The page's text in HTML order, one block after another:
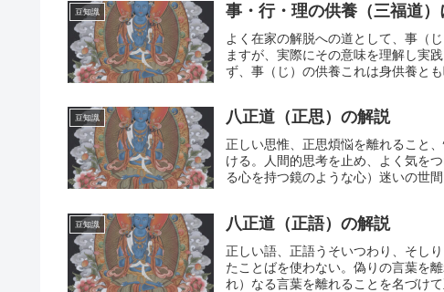
豆知識 事・行・理の供養（三福道）
よく在家の解脱への道として、事（
ますが、実際にその意味を理解し実
ず、事（じ）の供養これは身供養と
豆知識 八正道（正思）の解説
正しい思惟、正思煩悩を離れること
ける。人間的思考を止め、よく気を
る心を持つ鏡のような心）迷いの世
豆知識 八正道（正語）の解説
正しい語、正語うそいつわり、そし
たことばを使わない。偽りの言葉を
れ）なる言葉を離れることを名づけ